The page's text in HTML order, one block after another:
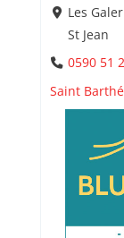
Les
St Jean
0590 51
Saint